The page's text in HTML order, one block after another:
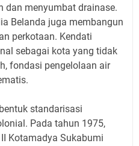
dan menyumbat drainase.
Belanda juga membangun
perkotaan. Kendati
sebagai kota yang tidak
fondasi pengelolaan air
standarisasi
Pada tahun 1975,
Kotamadya Sukabumi